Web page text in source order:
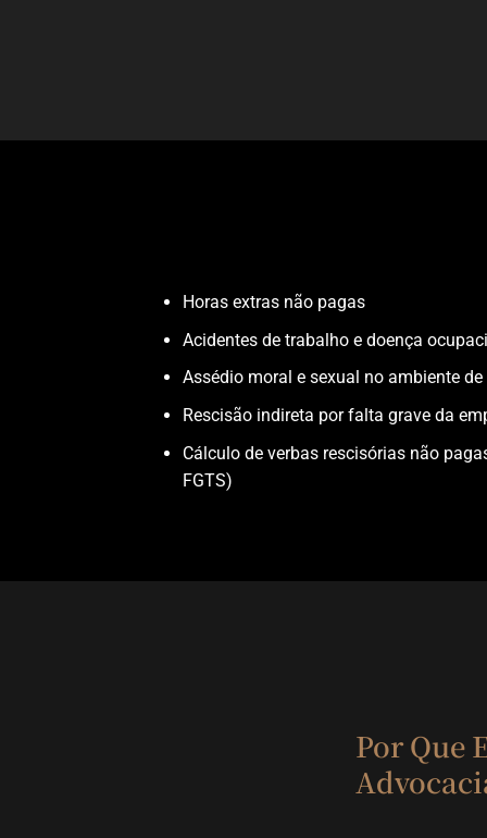
Horas extras não pagas
Acidentes de trabalho e doença
Assédio moral e sexual no ambiente
Rescisão indireta por falta grave da
Cálculo de verbas rescisórias não
FGTS)
Por Que